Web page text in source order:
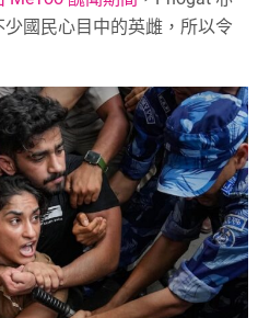
國民心目中的英雌，所以令